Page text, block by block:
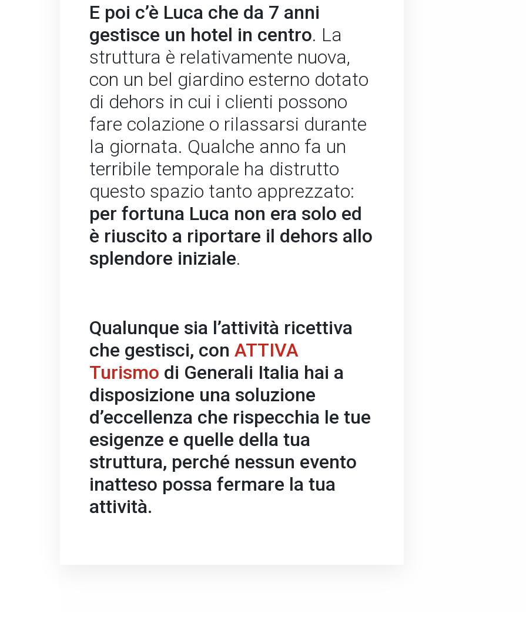
E poi c’è Luca che da 7 anni
gestisce un hotel in centro. La
struttura è relativamente nuova,
con un bel giardino esterno dotato
di dehors in cui i clienti possono
fare colazione o rilassarsi durante
la giornata. Qualche anno fa un
terribile temporale ha distrutto
questo spazio tanto apprezzato:
per fortuna Luca non era solo ed
è riuscito a riportare il dehors allo
splendore iniziale.
Qualunque sia l’attività ricettiva
che gestisci, con ATTIVA
Turismo di Generali Italia hai a
disposizione una soluzione
d’eccellenza che rispecchia le tue
esigenze e quelle della tua
struttura, perché nessun evento
inatteso possa fermare la tua
attività.